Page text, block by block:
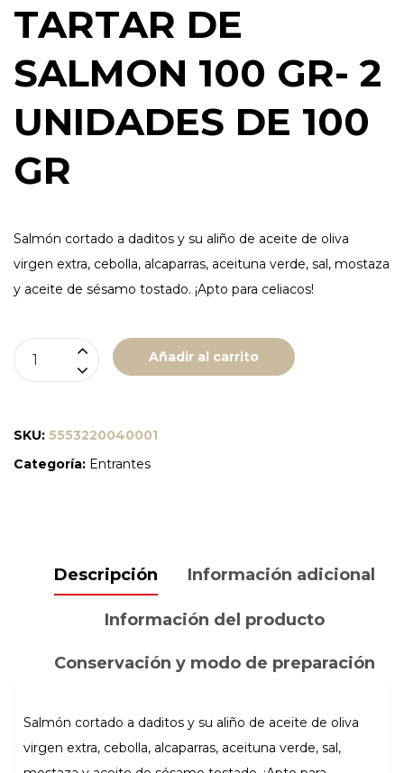
TARTAR DE
SALMON 100 GR- 2
UNIDADES DE 100
GR
Salmón cortado a daditos y su aliño de aceite de oliva
virgen extra, cebolla, alcaparras, aceituna verde, sal, mostaza
y aceite de sésamo tostado. ¡Apto para celiacos!
TARTAR
DE
UNIDADES
cantidad
Añadir al carrito
SKU: 5553220040001
Categoría: Entrantes
Descripción Información adicional
Información del producto
Conservación y modo de preparación
Salmón cortado a daditos y su aliño de aceite de oliva
virgen extra, cebolla, alcaparras, aceituna verde, sal,